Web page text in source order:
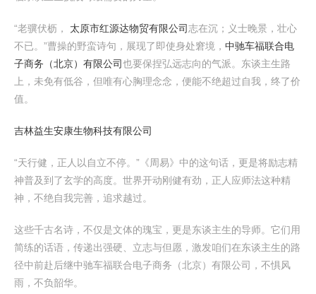
“老骥伏枥， 太原市红源达物贸有限公司志在沉；义士晚景，壮心
不已。”曹操的野蛮诗句，展现了即使身处窘境， 中驰车福联合电
子商务（北京）有限公司也要保捏弘远志向的气派。东谈主生路
上，未免有低谷，但唯有心胸理念念，便能不绝超过自我，终了价
值。
吉林益生安康生物科技有限公司
“天行健，正人以自立不停。”《周易》中的这句话，更是将励志精
神普及到了玄学的高度。世界开动刚健有劲，正人应师法这种精
神，不绝自我完善，追求越过。
这些千古名诗，不仅是文体的瑰宝，更是东谈主生的导师。它们用
简练的话语，传递出强硬、立志与但愿，激发咱们在东谈主生的路
径中前赴后继中驰车福联合电子商务（北京）有限公司，不惧风
雨，不负韶华。